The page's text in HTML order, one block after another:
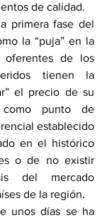
de calidad.
primera fase del
la “puja” en la
oferentes de los
tienen la
el precio de su
como punto de
establecido
en el histórico
o de no existir
del mercado
de la región.
unos días se ha